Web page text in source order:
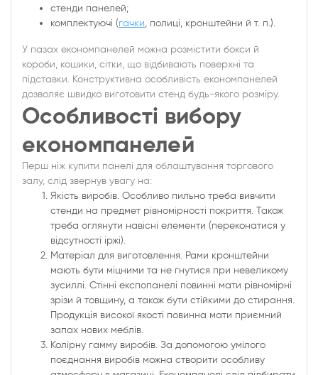
стенди панелей;
комплектуючі (гачки, полиці, кронштейни й т. п.).
У пазах економпанелей можна розмістити бокси й
короби, кошики, сітки, що відбивають поверхні та
підставки. Конструктивна особливість економпанелей
дозволяє швидко виготовити стенд будь-якого розміру.
Особливості вибору
економпанелей
Перш ніж купити панелі для облаштування торгового
залу, слід звернув увагу на:
Якість виробів. Особливо пильно треба вивчити
стенди на предмет рівномірності покриття. Також
треба оглянути навісні елементи (переконатися у
відсутності іржі).
Матеріал для виготовлення. Рами кронштейни
мають бути міцними та не гнутися при невеликому
зусиллі. Стінні експопанелі повинні мати рівномірні
зрізи й товщину, а також бути стійкими до стирання.
Продукція високої якості повинна мати приємний
запах нових меблів.
Колірну гамму виробів. За допомогою умілого
поєднання виробів можна створити особливу